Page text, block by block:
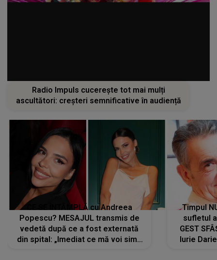
Radio Impuls cucerește tot mai mulți
ascultători: creșteri semnificative în audiență
CE SE ÎNTÂMPLĂ cu Andreea
Popescu? MESAJUL transmis de
vedetă după ce a fost externată
din spital: „Imediat ce mă voi simți
Timpul
sufletul
GEST
Iurie